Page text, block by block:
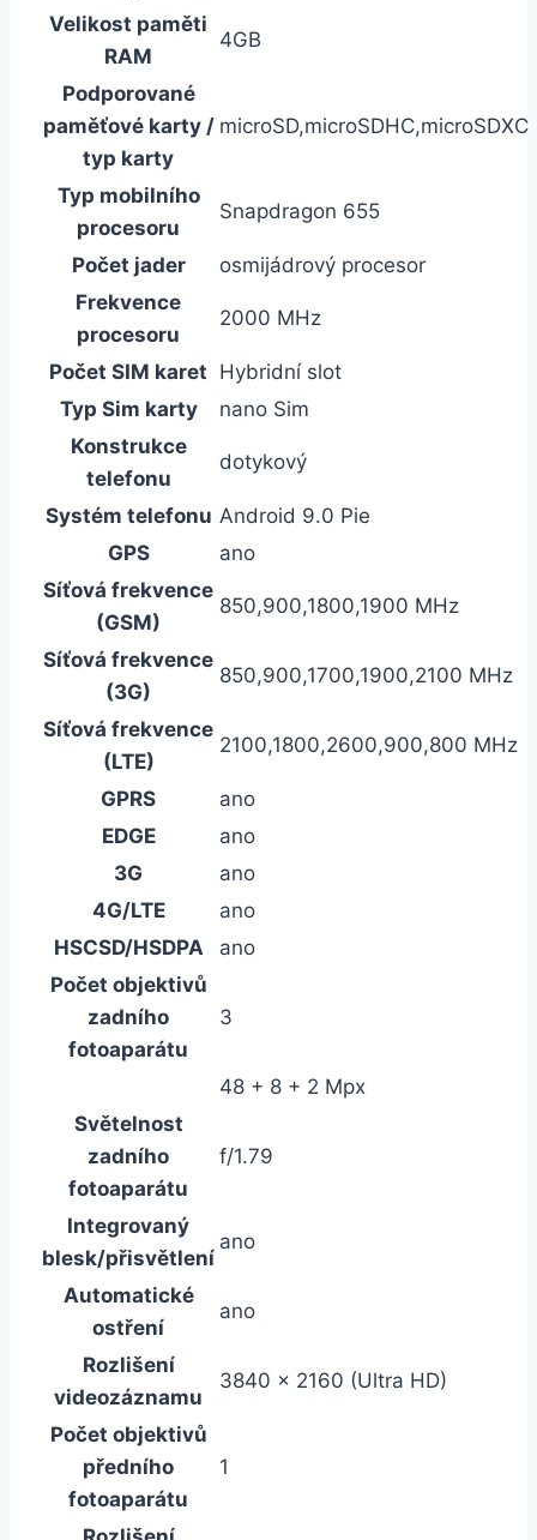
Velikost paměti
RAM
4GB
Podporované
paměťové karty /
typ karty
microSD,microSDHC,microSDXC
Typ mobilního
procesoru
Snapdragon 655
Počet jader
osmijádrový procesor
Frekvence
procesoru
2000 MHz
Počet SIM karet Hybridní slot
Typ Sim karty
nano Sim
Konstrukce
telefonu
dotykový
Systém telefonu Android 9.0 Pie
GPS
ano
Síťová frekvence
(GSM)
850,900,1800,1900 MHz
Síťová frekvence
(3G)
850,900,1700,1900,2100 MHz
Síťová frekvence
(LTE)
2100,1800,2600,900,800 MHz
GPRS
ano
EDGE
ano
3G
ano
4G/LTE
ano
HSCSD/HSDPA
ano
Počet objektivů
zadního
fotoaparátu
3
48 + 8 + 2 Mpx
Světelnost
zadního
fotoaparátu
f/1.79
Integrovaný
blesk/přisvětlení
ano
Automatické
ostření
ano
Rozlišení
videozáznamu
3840 x 2160 (Ultra HD)
Počet objektivů
předního
fotoaparátu
1